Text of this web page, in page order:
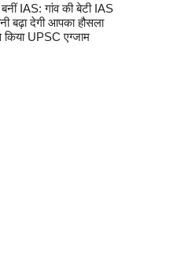
बनीं IAS: गांव की बेटी IAS
बढ़ा देगी आपका हौसला
UPSC एग्जाम